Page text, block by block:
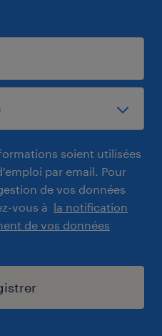
soient utilisées
par email. Pour
de vos données
vous à la notification
de vos données